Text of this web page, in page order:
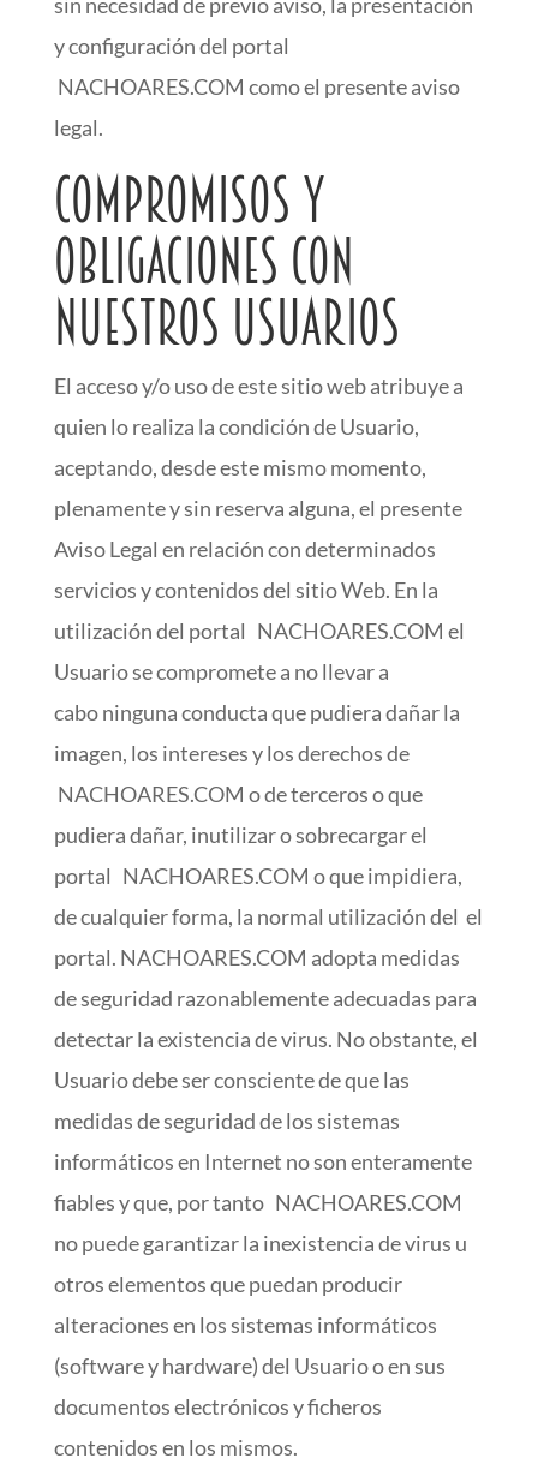
y configuración del portal
NACHOARES.COM como el presente aviso
legal.
Compromisos y
obligaciones con
nuestros usuarios
El acceso y/o uso de este sitio web atribuye a
quien lo realiza la condición de Usuario,
aceptando, desde este mismo momento,
plenamente y sin reserva alguna, el presente
Aviso Legal en relación con determinados
servicios y contenidos del sitio Web. En la
utilización del portal NACHOARES.COM el
Usuario se compromete a no llevar a
cabo ninguna conducta que pudiera dañar la
imagen, los intereses y los derechos de
NACHOARES.COM o de terceros o que
pudiera dañar, inutilizar o sobrecargar el
portal NACHOARES.COM o que impidiera,
de cualquier forma, la normal utilización del el
portal. NACHOARES.COM adopta medidas
de seguridad razonablemente adecuadas para
detectar la existencia de virus. No obstante, el
Usuario debe ser consciente de que las
medidas de seguridad de los sistemas
informáticos en Internet no son enteramente
fiables y que, por tanto NACHOARES.COM
no puede garantizar la inexistencia de virus u
otros elementos que puedan producir
alteraciones en los sistemas informáticos
(software y hardware) del Usuario o en sus
documentos electrónicos y ficheros
contenidos en los mismos.